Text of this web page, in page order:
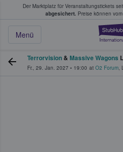
Der Marktplatz für Veranstaltungstickets
abgesichert. Preise können
Menü
Tickets kaufen &
Terrorvision& Massive Wagons
Fr., 29. Jan. 2027 • 19:00 at O2 Forum,